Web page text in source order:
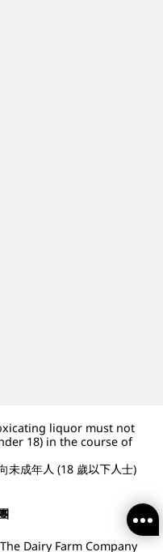
liquor must not
18) in the course of
未成年人 (18 歲以下人士)
Dairy Farm Company